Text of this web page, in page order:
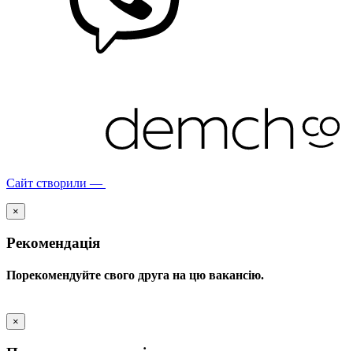
Сайт створили —
×
Рекомендація
Порекомендуйте свого друга на цю вакансію.
×